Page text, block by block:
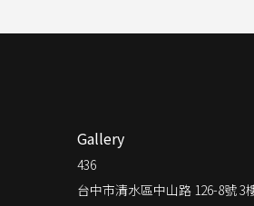
Gallery
436
台中市清水區中山路 126-8號 3